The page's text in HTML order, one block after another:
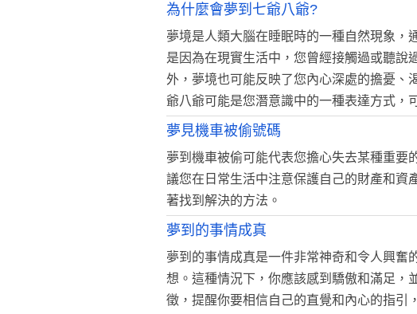
為什麼會夢到七爺八爺?
夢境是人類大腦在睡眠時的一種自然現象，
是因為在現實生活中，您曾經接觸過或聽說
外，夢境也可能反映了您內心深處的擔憂、
爺八爺可能是您潛意識中的一種表達方式，
夢見機車被偷號碼
夢到機車被偷可能代表您擔心失去某種重要
議您在日常生活中注意保護自己的財產和資
著找到解決的方法。
夢到的事情成真
夢到的事情成真是一件非常神奇和令人興奮
想。這種情況下，你應該感到驕傲和滿足，
徵，提醒你要相信自己的直覺和內心的指引